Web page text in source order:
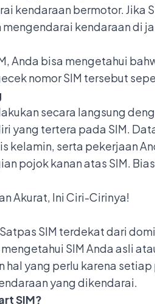
kendaraan bermotor. Jika
kendaraan di
Anda bisa mengetahui
nomor SIM tersebut
secara langsung
yang tertera pada SIM.
kelamin, serta pekerjaan
pojok kanan atas SIM.
Akurat, Ini Ciri-Cirinya!
SIM terdekat dari
SIM Anda asli
hal yang perlu karena
yang dikendarai.
SIM?